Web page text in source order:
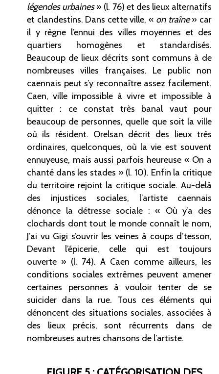
légendes urbaines » (l. 76) et des lieux alternatifs
et clandestins. Dans cette ville, « on traîne » car
il y règne l’ennui des villes moyennes et des
quartiers homogènes et standardisés.
Beaucoup de lieux décrits sont communs à de
nombreuses villes françaises. Le public non
caennais peut s’y reconnaître assez facilement.
Caen, ville impossible à vivre et impossible à
quitter
: ce constat très banal vaut pour
beaucoup de personnes, quelle que soit la ville
où ils résident. Orelsan décrit des lieux très
ordinaires, quelconques, où la vie est souvent
ennuyeuse, mais aussi parfois heureuse « On a
chanté dans les stades » (l. 10). Enfin la critique
du territoire rejoint la critique sociale. Au-delà
des injustices sociales, l’artiste caennais
dénonce la détresse sociale : « Où y’a des
clochards dont tout le monde connaît le nom,
J’ai vu Gigi s’ouvrir les veines à coups d’tesson,
Devant l’épicerie, celle qui est toujours
ouverte » (l. 74). A Caen comme ailleurs, les
conditions sociales extrêmes peuvent amener
certaines personnes à vouloir tenter de se
suicider dans la rue. Tous ces éléments qui
dénoncent des situations sociales, associées à
des lieux précis, sont récurrents dans de
nombreuses autres chansons de l’artiste.